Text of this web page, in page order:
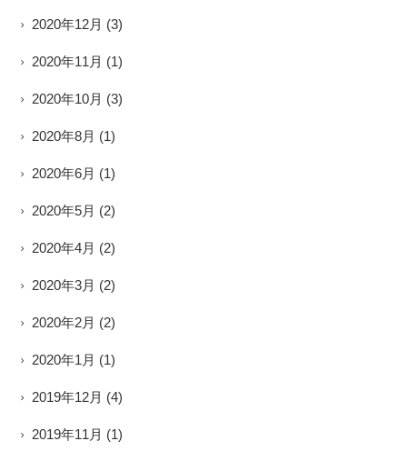
2020年12月 (3)
2020年11月 (1)
2020年10月 (3)
2020年8月 (1)
2020年6月 (1)
2020年5月 (2)
2020年4月 (2)
2020年3月 (2)
2020年2月 (2)
2020年1月 (1)
2019年12月 (4)
2019年11月 (1)